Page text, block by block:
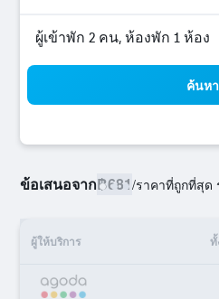
ผู้เข้าพัก 2 คน, ห้องพัก 1 ห้อง
ค้นหา
ข้อเสนอจาก฿681/ราคาที่ถูกที่สุด
ผู้ให้บริการ